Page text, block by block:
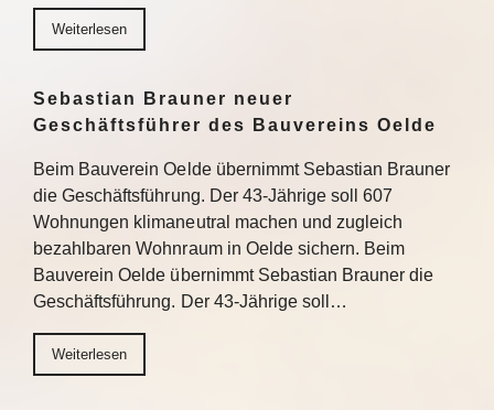
Weiterlesen
Sebastian Brauner neuer
Geschäftsführer des Bauvereins Oelde
Beim Bauverein Oelde übernimmt Sebastian Brauner
die Geschäftsführung. Der 43-Jährige soll 607
Wohnungen klimaneutral machen und zugleich
bezahlbaren Wohnraum in Oelde sichern. Beim
Bauverein Oelde übernimmt Sebastian Brauner die
Geschäftsführung. Der 43-Jährige soll…
Weiterlesen